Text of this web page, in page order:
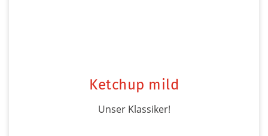
Ketchup mild
Unser Klassiker!